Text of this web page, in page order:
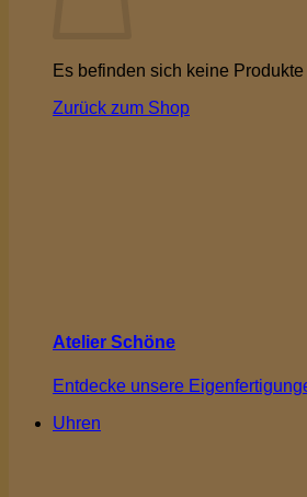
Es befinden sich keine
Zurück zum Shop
Atelier Schöne
Entdecke unsere
Uhren